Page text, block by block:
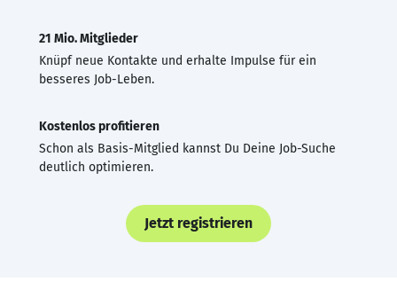
21 Mio. Mitglieder
Knüpf neue Kontakte und erhalte Impulse für ein
besseres Job-Leben.
Kostenlos profitieren
Schon als Basis-Mitglied kannst Du Deine Job-Suche
deutlich optimieren.
Jetzt registrieren